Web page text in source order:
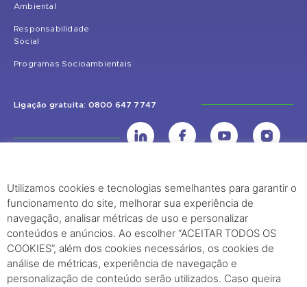
Ambiental
Responsabilidade
Social
Programas Socioambientais
Ligação gratuita: 0800 647 7747
UHE Jirau
Rodovia BR-364, KM 824 S/Nº - Distrito de Jaci Paraná – Porto Velho
(RO) – CEP: 76840-000 – Telefone: (69) 2182.8600
Rio de Janeiro (RJ)
Utilizamos cookies e tecnologias semelhantes para garantir o
funcionamento do site, melhorar sua experiência de
navegação, analisar métricas de uso e personalizar
conteúdos e anúncios. Ao escolher “ACEITAR TODOS OS
COOKIES”, além dos cookies necessários, os cookies de
análise de métricas, experiência de navegação e
personalização de conteúdo serão utilizados. Caso queira